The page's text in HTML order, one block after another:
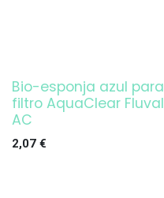
Bio-esponja azul para
filtro AquaClear Fluval
AC
2,07 €